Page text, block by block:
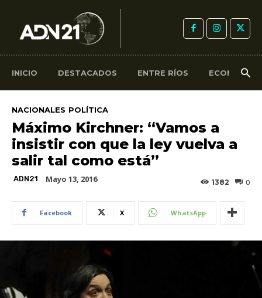
INICIO DESTACADOS ENTRE RÍOS ECONOMÍA
NACIONALES POLÍTICA
Máximo Kirchner: “Vamos a
insistir con que la ley vuelva a
salir tal como está”
ADN21 Mayo 13, 2016 0
1382
Facebook X WhatsApp